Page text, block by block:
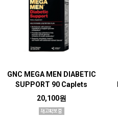
GNC MEGA MEN DIABETIC
SUPPORT 90 Caplets
20,100원